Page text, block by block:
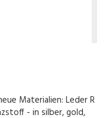
Materialien: Leder R
- in silber, gold,